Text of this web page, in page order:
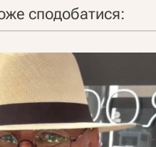
сподобатися: